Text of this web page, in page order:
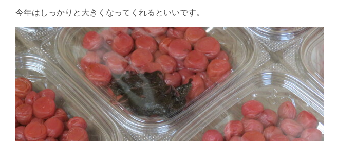
今年はしっかりと大きくなってくれるといいです。